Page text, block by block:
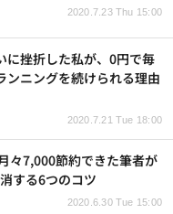
2020.7.23 Thu 15:00
2020.7.21 Tue 18:00
に挫折した私が、0円で毎
ンニングを続けられる理由
2020.6.30 Tue 15:00
々7,000節約できた筆者が
する6つのコツ